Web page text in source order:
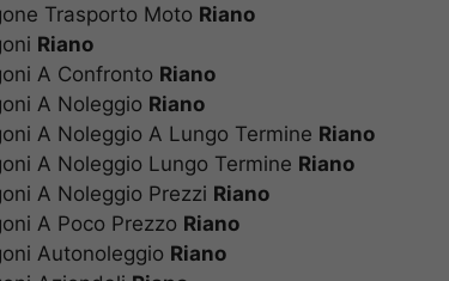
Trasporto Moto Riano
Riano
A Confronto Riano
A Noleggio Riano
A Noleggio A Lungo Termine Riano
A Noleggio Lungo Termine Riano
A Noleggio Prezzi Riano
A Poco Prezzo Riano
Autonoleggio Riano